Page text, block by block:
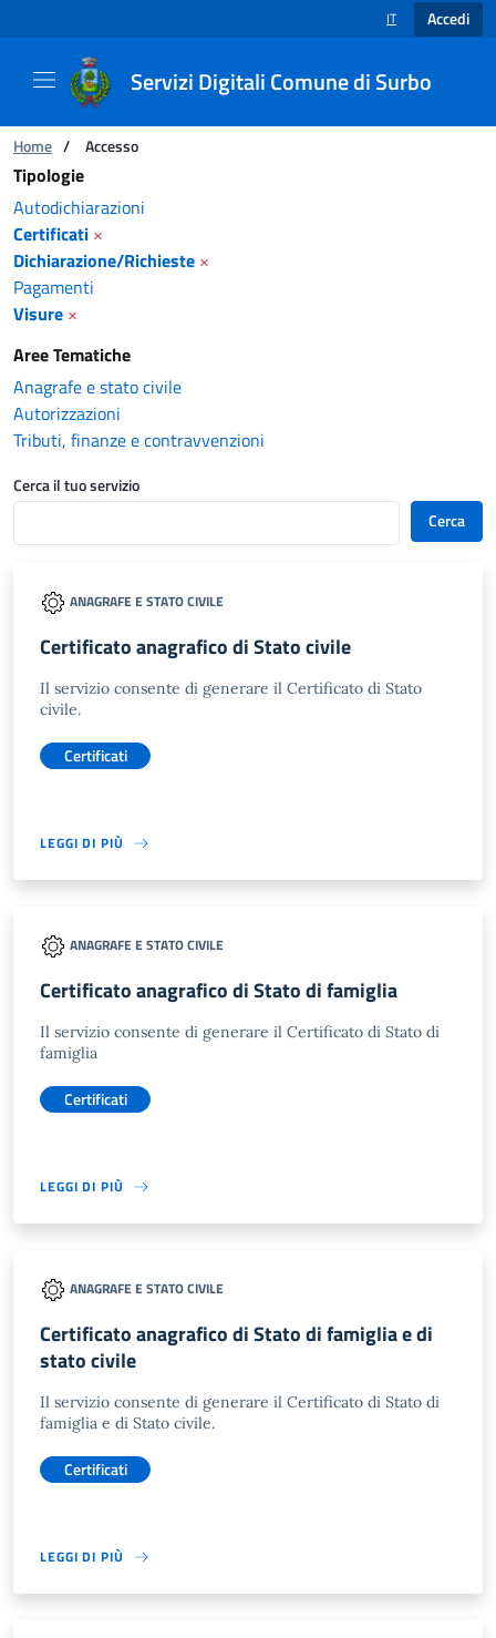
SELEZIONE
IT Accedi
Servizi Digitali Comune di Surbo
Catalogo servizi
Ti trovi in:
Home / Accesso
Tipologie
Autodichiarazioni
Certificati ×
Dichiarazione/Richieste ×
Pagamenti
Visure ×
Aree Tematiche
Anagrafe e stato civile
Autorizzazioni
Tributi, finanze e contravvenzioni
Cerca il tuo servizio
Cerca
ANAGRAFE E STATO CIVILE
Certificato anagrafico di Stato civile
Il servizio consente di generare il Certificato di Stato
civile.
Certificati
LEGGI DI PIÙ
ANAGRAFE E STATO CIVILE
Certificato anagrafico di Stato di famiglia
Il servizio consente di generare il Certificato di Stato di
famiglia
Certificati
LEGGI DI PIÙ
ANAGRAFE E STATO CIVILE
Certificato anagrafico di Stato di famiglia e di
stato civile
Il servizio consente di generare il Certificato di Stato di
famiglia e di Stato civile.
Certificati
LEGGI DI PIÙ